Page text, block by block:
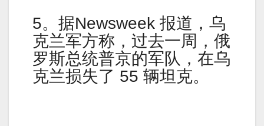
5。据Newsweek 报道，乌
克兰军方称，过去一周，俄
罗斯总统普京的军队，在乌
克兰损失了 55 辆坦克。